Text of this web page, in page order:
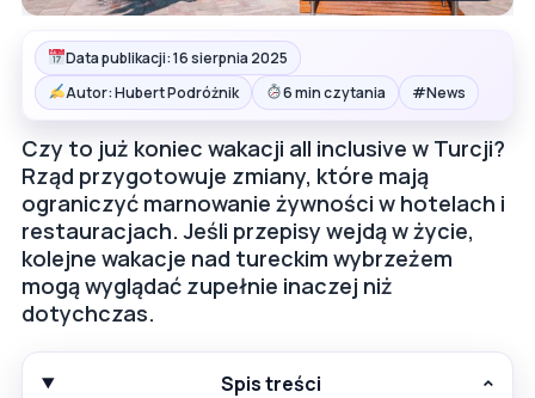
Data publikacji: 16 sierpnia 2025
Autor: Hubert Podróżnik
6 min czytania #News
Czy to już koniec wakacji all inclusive w Turcji?
Rząd przygotowuje zmiany, które mają
ograniczyć marnowanie żywności w hotelach i
restauracjach. Jeśli przepisy wejdą w życie,
kolejne wakacje nad tureckim wybrzeżem
mogą wyglądać zupełnie inaczej niż
dotychczas.
Spis treści